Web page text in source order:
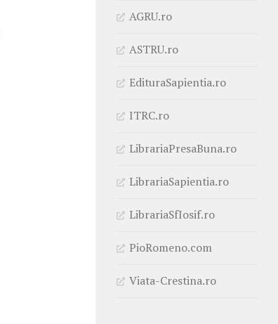
AGRU.ro
ASTRU.ro
EdituraSapientia.ro
ITRC.ro
LibrariaPresaBuna.ro
LibrariaSapientia.ro
LibrariaSfIosif.ro
PioRomeno.com
Viata-Crestina.ro